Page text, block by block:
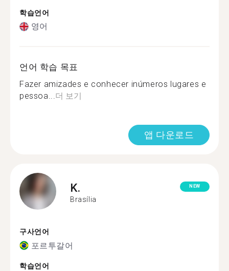
학습언어
영어
언어 학습 목표
Fazer amizades e conhecer inúmeros lugares e
pessoa...더 보기
앱 다운로드
K.
Brasília
NEW
구사언어
포르투갈어
학습언어